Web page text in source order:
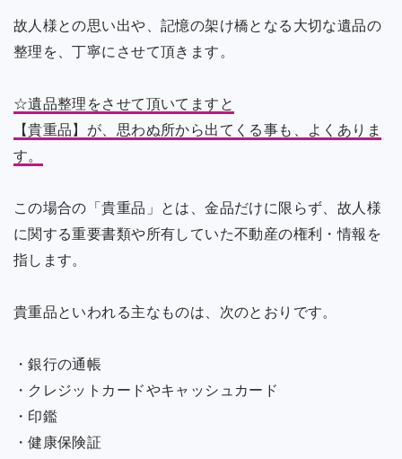
故人様との思い出や、記憶の架け橋となる大切な遺品の
整理を、丁寧にさせて頂きます。
☆遺品整理をさせて頂いてますと
【貴重品】が、思わぬ所から出てくる事も、よくありま
す。
この場合の「貴重品」とは、金品だけに限らず、故人様
に関する重要書類や所有していた不動産の権利・情報を
指します。
貴重品といわれる主なものは、次のとおりです。
・銀行の通帳
・クレジットカードやキャッシュカード
・印鑑
・健康保険証